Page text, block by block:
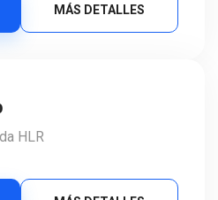
MÁS DETALLES
HLR